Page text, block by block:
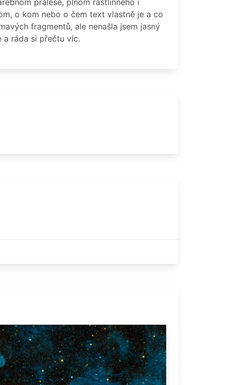
pralese, plnom rastlinného i
o kom nebo o čem text vlastně je a co
fragmentů, ale nenašla jsem jasný
a ráda si přečtu víc.